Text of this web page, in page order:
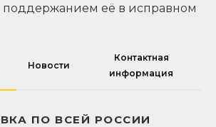
её в исправном
Новости
Контактная
информация
ПО ВСЕЙ РОССИИ